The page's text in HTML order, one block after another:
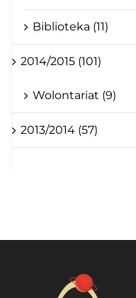
Biblioteka (11)
2014/2015 (101)
Wolontariat (9)
2013/2014 (57)